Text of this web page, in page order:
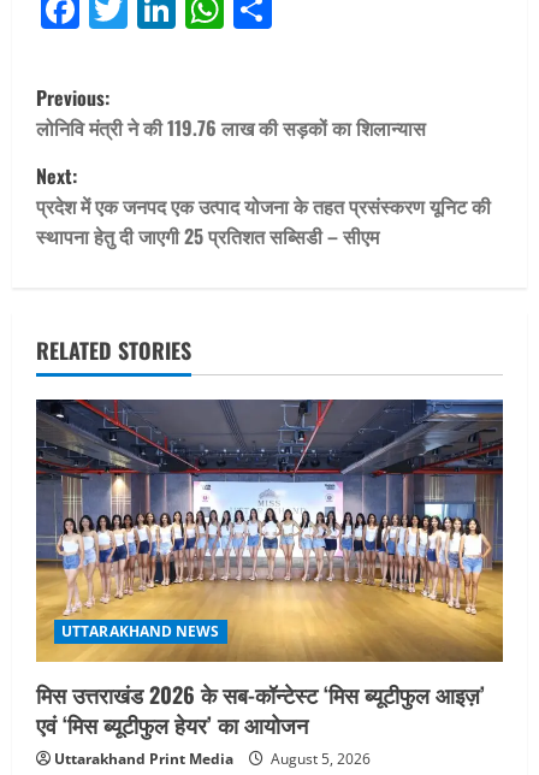
P
o
s
t
a
v
i
g
a
t
i
o
n
Previous:
लोनिवि मंत्री ने की 119.76 लाख की सड़कों का शिलान्यास
Next:
प्रदेश में एक जनपद एक उत्पाद योजना के तहत प्रसंस्करण यूनिट की
स्थापना हेतु दी जाएगी 25 प्रतिशत सब्सिडी – सीएम
RELATED STORIES
UTTARAKHAND NEWS
मिस उत्तराखंड 2026 के सब-कॉन्टेस्ट ‘मिस ब्यूटीफुल आइज़’
एवं ‘मिस ब्यूटीफुल हेयर’ का आयोजन
Uttarakhand Print Media August 5, 2026